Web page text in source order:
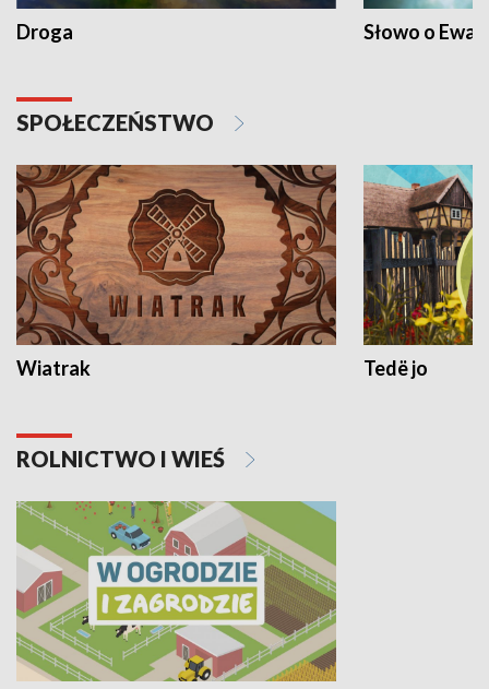
Droga Słowo o
SPOŁECZEŃSTWO
Wiatrak Tedë jo
ROLNICTWO I WIEŚ